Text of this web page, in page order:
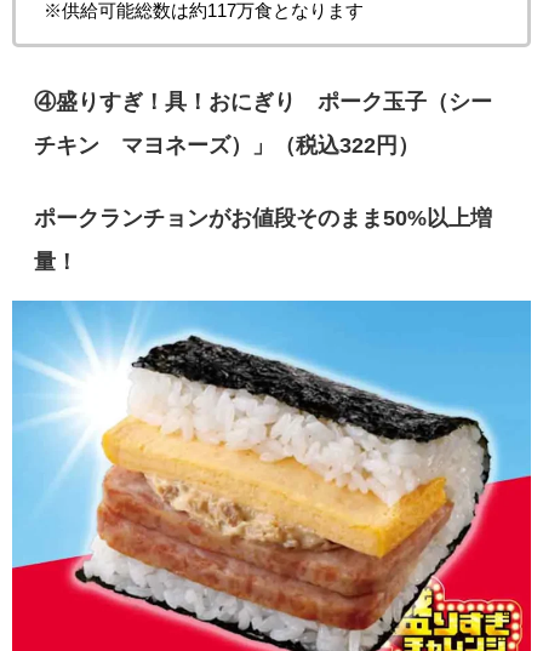
※供給可能総数は約117万食となります
④盛りすぎ！具！おにぎり ポーク玉子（シー
チキン®マヨネーズ）」（税込322円）
ポークランチョンがお値段そのまま50%以上増
量！